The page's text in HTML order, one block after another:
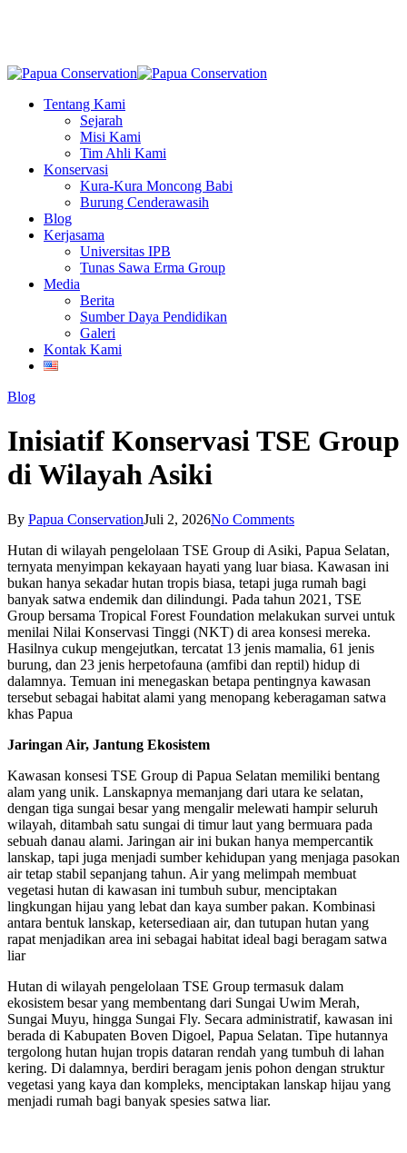
content
Menu
Tentang Kami
Sejarah
Misi Kami
Tim Ahli Kami
Konservasi
Kura-Kura Moncong Babi
Burung Cenderawasih
Blog
Kerjasama
Universitas IPB
Tunas Sawa Erma Group
Media
Berita
Sumber Daya Pendidikan
Galeri
Kontak Kami
Blog
Inisiatif Konservasi TSE Group
di Wilayah Asiki
By Papua ConservationJuli 2, 2026No Comments
Hutan di wilayah pengelolaan TSE Group di Asiki, Papua Selatan,
ternyata menyimpan kekayaan hayati yang luar biasa. Kawasan ini
bukan hanya sekadar hutan tropis biasa, tetapi juga rumah bagi
banyak satwa endemik dan dilindungi. Pada tahun 2021, TSE
Group bersama Tropical Forest Foundation melakukan survei untuk
menilai Nilai Konservasi Tinggi (NKT) di area konsesi mereka.
Hasilnya cukup mengejutkan, tercatat 13 jenis mamalia, 61 jenis
burung, dan 23 jenis herpetofauna (amfibi dan reptil) hidup di
dalamnya. Temuan ini menegaskan betapa pentingnya kawasan
tersebut sebagai habitat alami yang menopang keberagaman satwa
khas Papua
Jaringan Air, Jantung Ekosistem
Kawasan konsesi TSE Group di Papua Selatan memiliki bentang
alam yang unik. Lanskapnya memanjang dari utara ke selatan,
dengan tiga sungai besar yang mengalir melewati hampir seluruh
wilayah, ditambah satu sungai di timur laut yang bermuara pada
sebuah danau alami. Jaringan air ini bukan hanya mempercantik
lanskap, tapi juga menjadi sumber kehidupan yang menjaga pasokan
air tetap stabil sepanjang tahun. Air yang melimpah membuat
vegetasi hutan di kawasan ini tumbuh subur, menciptakan
lingkungan hijau yang lebat dan kaya sumber pakan. Kombinasi
antara bentuk lanskap, ketersediaan air, dan tutupan hutan yang
rapat menjadikan area ini sebagai habitat ideal bagi beragam satwa
liar
Hutan di wilayah pengelolaan TSE Group termasuk dalam
ekosistem besar yang membentang dari Sungai Uwim Merah,
Sungai Muyu, hingga Sungai Fly. Secara administratif, kawasan ini
berada di Kabupaten Boven Digoel, Papua Selatan. Tipe hutannya
tergolong hutan hujan tropis dataran rendah yang tumbuh di lahan
kering. Di dalamnya, berdiri beragam jenis pohon dengan struktur
vegetasi yang kaya dan kompleks, menciptakan lanskap hijau yang
menjadi rumah bagi banyak spesies satwa liar.